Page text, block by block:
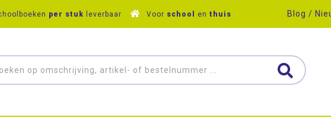
per stuk leverbaar Voor school en thuis Blog /